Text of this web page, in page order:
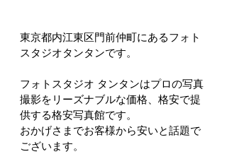
東京都内江東区門前仲町にあるフォト
スタジオタンタンです。
フォトスタジオ タンタンはプロの写真
撮影をリーズナブルな価格、格安で提
供する格安写真館です。
おかげさまでお客様から安いと話題で
ございます。